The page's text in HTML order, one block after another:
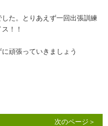
た。とりあえず一回出張訓練
！！
頑張っていきましょう
次のページ＞